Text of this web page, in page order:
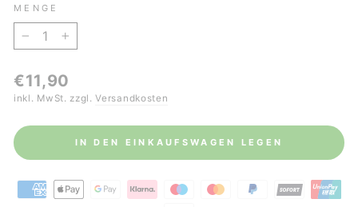
MENGE
Normaler
€11,90
inkl. MwSt. zzgl.Versandkosten
IN DEN EINKAUFSWAGEN LEGEN